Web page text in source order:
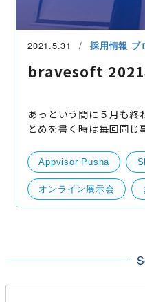
2021.5.31 採用情報 ブ
bravesoft 2021
あっという間に５月も
とめを書く時は毎回同じ
発令で、あまりオフィス
したが
Appvisor Pusha
オンライン展示会